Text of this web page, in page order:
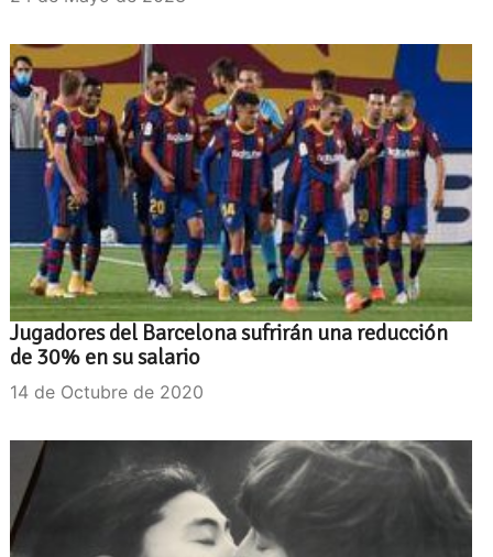
Jugadores del Barcelona sufrirán una reducción
de 30% en su salario
14 de Octubre de 2020